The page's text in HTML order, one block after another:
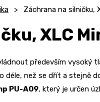
Záchrana na silničku,
XLC
především vysoký
déle, než se dřít a stejně
PU-A09, který je určen